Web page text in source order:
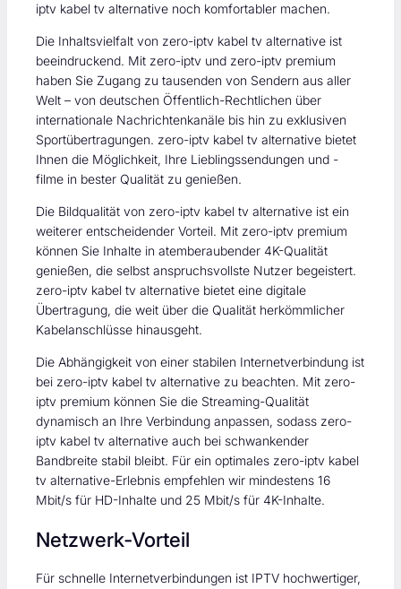
iptv kabel tv alternative noch komfortabler machen.
Die Inhaltsvielfalt von zero-iptv kabel tv alternative ist
beeindruckend. Mit zero-iptv und zero-iptv premium
haben Sie Zugang zu tausenden von Sendern aus aller
Welt – von deutschen Öffentlich-Rechtlichen über
internationale Nachrichtenkanäle bis hin zu exklusiven
Sportübertragungen. zero-iptv kabel tv alternative bietet
Ihnen die Möglichkeit, Ihre Lieblingssendungen und -
filme in bester Qualität zu genießen.
Die Bildqualität von zero-iptv kabel tv alternative ist ein
weiterer entscheidender Vorteil. Mit zero-iptv premium
können Sie Inhalte in atemberaubender 4K-Qualität
genießen, die selbst anspruchsvollste Nutzer begeistert.
zero-iptv kabel tv alternative bietet eine digitale
Übertragung, die weit über die Qualität herkömmlicher
Kabelanschlüsse hinausgeht.
Die Abhängigkeit von einer stabilen Internetverbindung ist
bei zero-iptv kabel tv alternative zu beachten. Mit zero-
iptv premium können Sie die Streaming-Qualität
dynamisch an Ihre Verbindung anpassen, sodass zero-
iptv kabel tv alternative auch bei schwankender
Bandbreite stabil bleibt. Für ein optimales zero-iptv kabel
tv alternative-Erlebnis empfehlen wir mindestens 16
Mbit/s für HD-Inhalte und 25 Mbit/s für 4K-Inhalte.
Netzwerk‑Vorteil
Für schnelle Internetverbindungen ist IPTV hochwertiger,